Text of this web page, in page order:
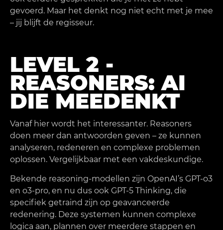
gevoerd. Maar het denkt nog niet echt met je mee
– jij blijft de regisseur.
LEVEL 2 -
REASONERS: AI
DIE MEEDENKT
Vanaf hier wordt het interessanter. Reasoners
doen meer dan antwoorden geven – ze kunnen
analyseren, redeneren en complexe problemen
oplossen. Vergelijkbaar met een vakdeskundige.
Bekende reasoning-modellen zijn OpenAI’s GPT-o3
en o3-pro, en nu dus ook GPT‑5 Thinking, die
specifiek getraind zijn op geavanceerde
redenering. Deze systemen kunnen complexe
logica aan, plannen over meerdere stappen en